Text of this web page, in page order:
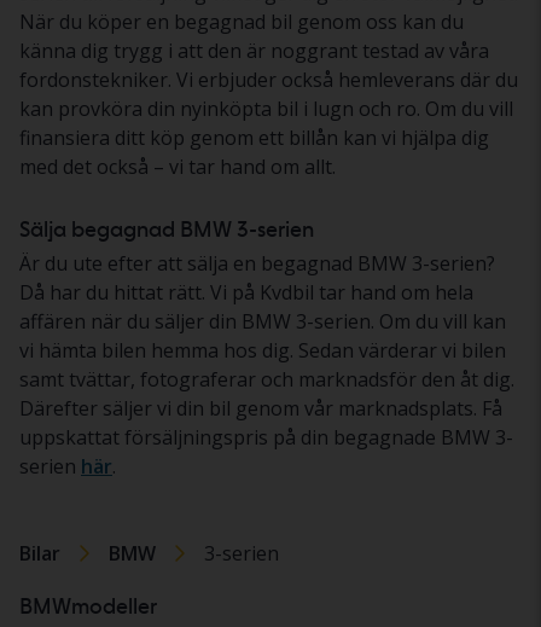
När du köper en begagnad bil genom oss kan du
känna dig trygg i att den är noggrant testad av våra
fordonstekniker. Vi erbjuder också hemleverans där du
kan provköra din nyinköpta bil i lugn och ro. Om du vill
finansiera ditt köp genom ett billån kan vi hjälpa dig
med det också – vi tar hand om allt.
Sälja begagnad BMW 3-serien
Är du ute efter att sälja en begagnad BMW 3-serien?
Då har du hittat rätt. Vi på Kvdbil tar hand om hela
affären när du säljer din BMW 3-serien. Om du vill kan
vi hämta bilen hemma hos dig. Sedan värderar vi bilen
samt tvättar, fotograferar och marknadsför den åt dig.
Därefter säljer vi din bil genom vår marknadsplats. Få
uppskattat försäljningspris på din begagnade BMW 3-
serien här.
Bilar BMW 3-serien
BMWmodeller